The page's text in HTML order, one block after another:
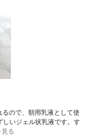
ので、朝用乳液として使
いジェル状乳液です。す
る